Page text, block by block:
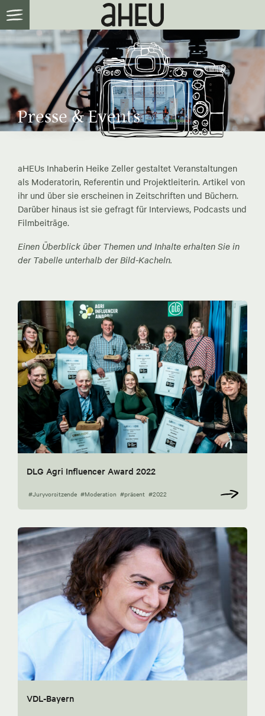
Presse & Events
aHEUs Inhaberin Heike Zeller gestaltet Veranstaltungen
als Moderatorin, Referentin und Projektleiterin. Artikel von
ihr und über sie erscheinen in Zeitschriften und Büchern.
Darüber hinaus ist sie gefragt für Interviews, Podcasts und
Filmbeiträge.
Einen Überblick über Themen und Inhalte erhalten Sie in
der Tabelle unterhalb der Bild-Kacheln.
DLG Agri Influencer Award 2022
#Juryvorsitzende #Moderation #präsent #2022
VDL-Bayern